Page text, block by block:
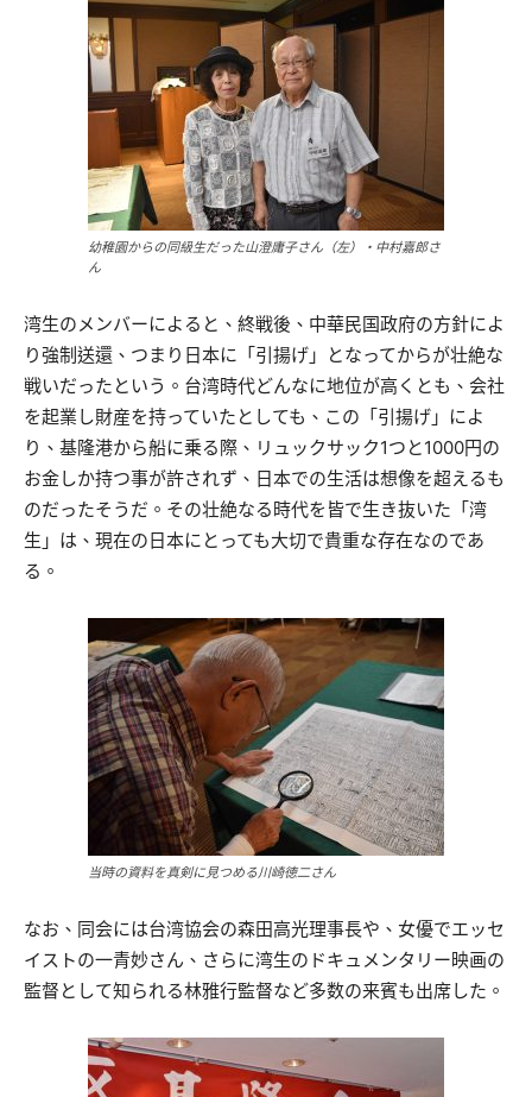
幼稚園からの同級生だった山澄庸子さん（左）・中村嘉郎さ
ん
湾生のメンバーによると、終戦後、中華民国政府の方針によ
り強制送還、つまり日本に「引揚げ」となってからが壮絶な
戦いだったという。台湾時代どんなに地位が高くとも、会社
を起業し財産を持っていたとしても、この「引揚げ」によ
り、基隆港から船に乗る際、リュックサック1つと1000円の
お金しか持つ事が許されず、日本での生活は想像を超えるも
のだったそうだ。その壮絶なる時代を皆で生き抜いた「湾
生」は、現在の日本にとっても大切で貴重な存在なのであ
る。
当時の資料を真剣に見つめる川崎徳二さん
なお、同会には台湾協会の森田高光理事長や、女優でエッセ
イストの一青妙さん、さらに湾生のドキュメンタリー映画の
監督として知られる林雅行監督など多数の来賓も出席した。